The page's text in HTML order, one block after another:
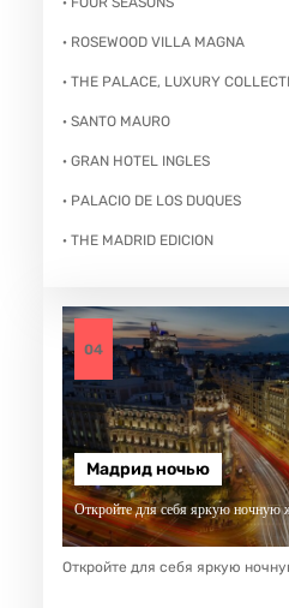
· ROSEWOOD VILLA MAGNA
· THE PALACE, LUXURY
· SANTO MAURO
· GRAN HOTEL INGLES
· PALACIO DE LOS DUQUES
· THE MADRID EDICION
04
Мадрид ночью
Откройте для себя яркую ночную
Откройте для себя яркую